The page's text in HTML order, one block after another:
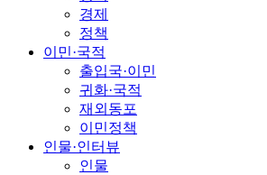
경제
정책
이민·국적
출입국·이민
귀화·국적
재외동포
이민정책
인물·인터뷰
인물